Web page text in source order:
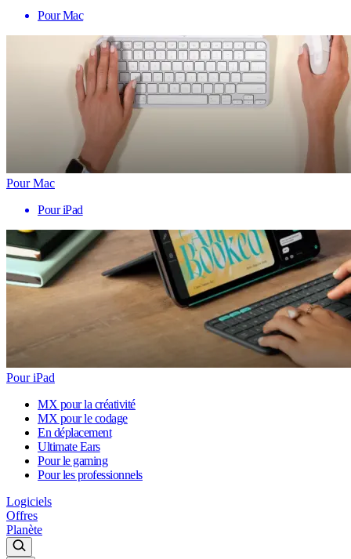
Pour Mac
Pour Mac
Pour iPad
Pour iPad
MX pour la créativité
MX pour le codage
En déplacement
Ultimate Ears
Pour le gaming
Pour les professionnels
Logiciels
Offres
Planète